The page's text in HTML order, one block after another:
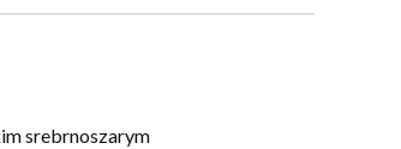
srebrnoszarym